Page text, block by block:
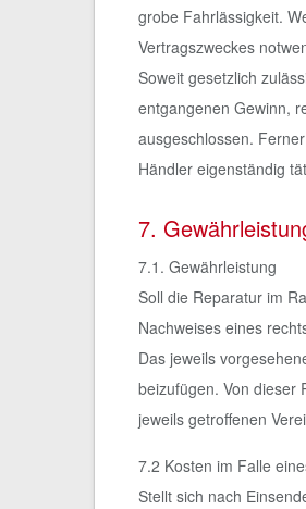
grobe Fahrlässigkeit.
Vertragszweckes
Soweit gesetzlich
entgangenen Gewinn,
ausgeschlossen.
Händler eigenständig
7.
7.1. Gewährleistung
Soll die Reparatur im
Nachweises eines
Das jeweils
beizufügen. Von dieser
jeweils getroffenen
7.2 Kosten im Falle
Stellt sich nach